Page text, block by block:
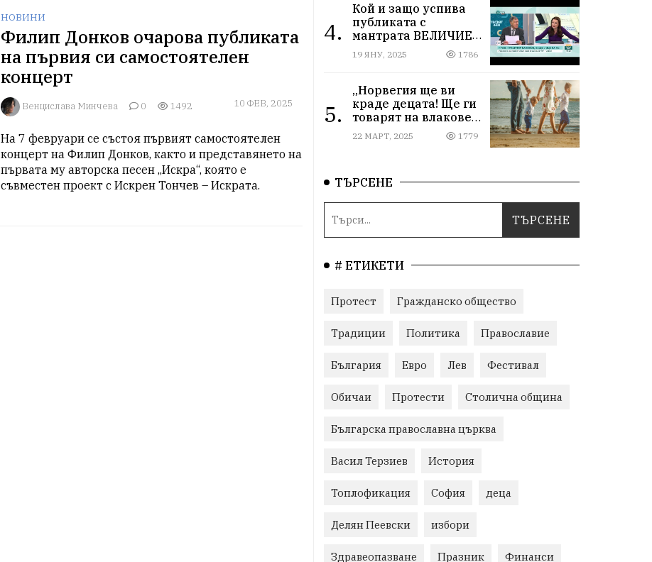
НОВИНИ
Филип Донков очарова публиката
на първия си самостоятелен
концерт
Венцислава Минчева 0 1492 10 ФЕВ, 2025
На 7 февруари се състоя първият самостоятелен
концерт на Филип Донков, както и представянето на
първата му авторска песен „Искра“, която е
съвместен проект с Искрен Тончев – Искрата.
4.
Кой и защо успива
публиката с
мантрата ВЕЛИЧИЕ
ОСТАВА ИЗВЪН
ПАРЛАМЕНТА
19 ЯНУ, 2025 1786
5.
„Норвегия ще ви
краде децата! Ще ги
товарят на влакове
от гара Подуяне“
22 МАРТ, 2025 1779
ТЪРСЕНЕ
# ЕТИКЕТИ
Протест Гражданско общество
Традиции Политика Православие
България Евро Лев Фестивал
Обичаи Протести Столична община
Българска православна църква
Васил Терзиев История
Топлофикация София деца
Делян Пеевски избори
Здравеопазване Празник Финанси